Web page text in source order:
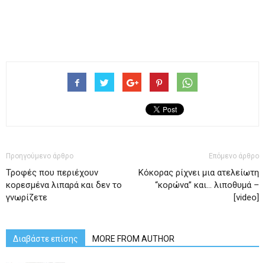
Προηγούμενο άρθρο
Τροφές που περιέχουν
κορεσμένα λιπαρά και δεν το
γνωρίζετε
Επόμενο άρθρο
Κόκορας ρίχνει μια ατελείωτη
“κορώνα” και… λιποθυμά –
[video]
Διαβάστε επίσης MORE FROM AUTHOR